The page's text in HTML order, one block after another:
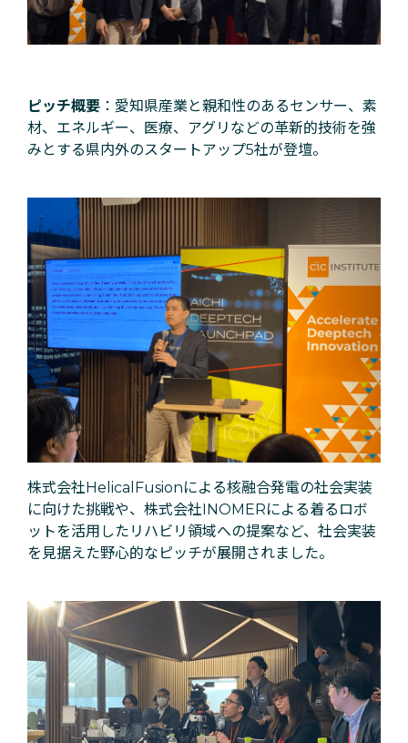
ピッチ概要 ：愛知県産業と親和性のあるセンサー、素
材、エネルギー、医療、アグリなどの革新的技術を強
みとする県内外のスタートアップ5社が登壇。
株式会社HelicalFusionによる核融合発電の社会実装
に向けた挑戦や、株式会社INOMERによる着るロボ
ットを活用したリハビリ領域への提案など、社会実装
を見据えた野心的なピッチが展開されました。